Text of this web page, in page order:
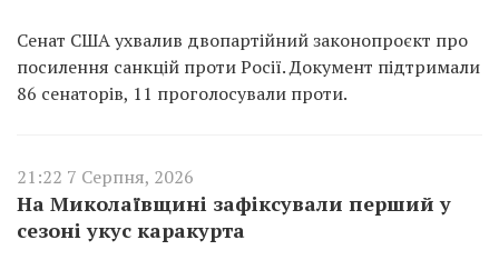
Сенат США ухвалив двопартійний законопроєкт про
посилення санкцій проти Росії. Документ підтримали
86 сенаторів, 11 проголосували проти.
21:22 7 Серпня, 2026
На Миколаївщині зафіксували перший у
сезоні укус каракурта